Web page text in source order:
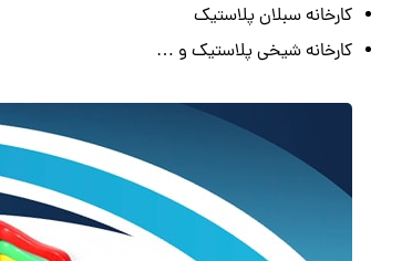
کارخانه سبلان پلاستیک
کارخانه شیخی پلاستیک و …